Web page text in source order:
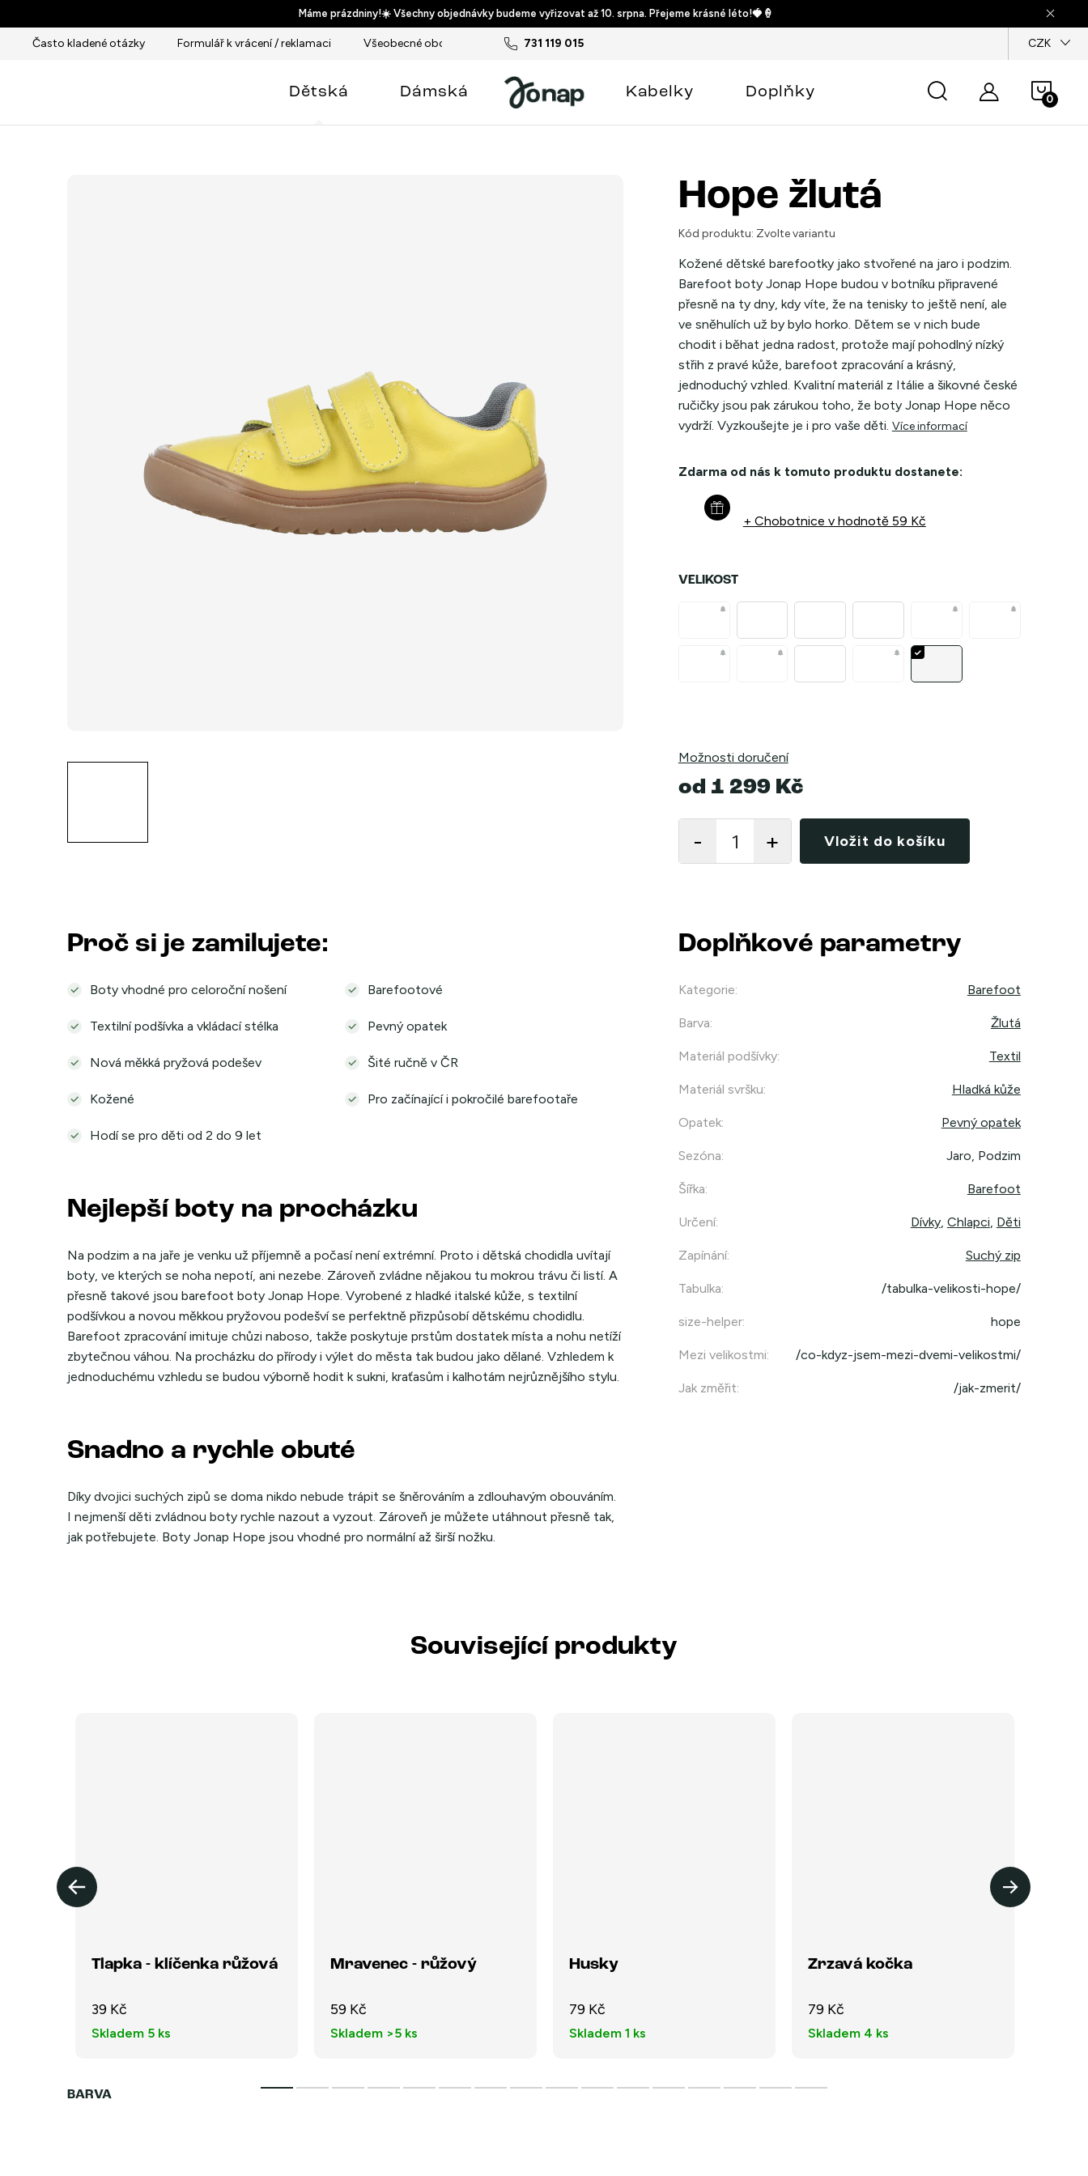
na
obsah
Máme prázdniny!☀️ Všechny objednávky budeme vyřizovat až 10. srpna. Přejeme krásné léto!🍓🍦
731 119 015
Často kladené otázky Formulář k vrácení / reklamaci Všeobecné obchodní podmínky Podmínky ochrany osobních údajů CZK
košík
Dětská Dámská Kabelky Doplňky
Hope žlutá
Kód produktu: Zvolte variantu
Kožené dětské barefootky jako stvořené na jaro i podzim.
Barefoot boty Jonap Hope budou v botníku připravené
přesně na ty dny, kdy víte, že na tenisky to ještě není, ale
ve sněhulích už by bylo horko. Dětem se v nich bude
chodit i běhat jedna radost, protože mají pohodlný nízký
střih z pravé kůže, barefoot zpracování a krásný,
jednoduchý vzhled. Kvalitní materiál z Itálie a šikovné české
ručičky jsou pak zárukou toho, že boty Jonap Hope něco
vydrží. Vyzkoušejte je i pro vaše děti. Více informací
Zdarma od nás k tomuto produktu dostanete:
+ Chobotnice v hodnotě 59 Kč
VELIKOST
Možnosti doručení
od 1 299 Kč
Vložit do košíku
Proč si je zamilujete:
Boty vhodné pro celoroční nošení Barefootové
Textilní podšívka a vkládací stélka Pevný opatek
Nová měkká pryžová podešev Šité ručně v ČR
Kožené Pro začínající i pokročilé barefootaře
Hodí se pro děti od 2 do 9 let
Nejlepší boty na procházku
Na podzim a na jaře je venku už příjemně a počasí není extrémní. Proto i dětská chodidla uvítají
boty, ve kterých se noha nepotí, ani nezebe. Zároveň zvládne nějakou tu mokrou trávu či listí. A
přesně takové jsou barefoot boty Jonap Hope. Vyrobené z hladké italské kůže, s textilní
podšívkou a novou měkkou pryžovou podešví se perfektně přizpůsobí dětskému chodidlu.
Barefoot zpracování imituje chůzi naboso, takže poskytuje prstům dostatek místa a nohu netíží
zbytečnou váhou. Na procházku do přírody i výlet do města tak budou jako dělané. Vzhledem k
jednoduchému vzhledu se budou výborně hodit k sukni, kraťasům i kalhotám nejrůznějšího stylu.
Snadno a rychle obuté
Díky dvojici suchých zipů se doma nikdo nebude trápit se šněrováním a zdlouhavým obouváním.
I nejmenší děti zvládnou boty rychle nazout a vyzout. Zároveň je můžete utáhnout přesně tak,
jak potřebujete. Boty Jonap Hope jsou vhodné pro normální až širší nožku.
Doplňkové parametry
Kategorie: Barefoot
Barva: Žlutá
Materiál podšívky: Textil
Materiál svršku: Hladká kůže
Opatek: Pevný opatek
Sezóna: Jaro, Podzim
Šířka: Barefoot
Určení: Dívky, Chlapci, Děti
Zapínání: Suchý zip
Tabulka: /tabulka-velikosti-hope/
size-helper: hope
Mezi velikostmi: /co-kdyz-jsem-mezi-dvemi-velikostmi/
Jak změřit: /jak-zmerit/
Související produkty
Tlapka - klíčenka růžová
39 Kč
Skladem 5 ks
Mravenec - růžový
59 Kč
Skladem >5 ks
Husky
79 Kč
Skladem 1 ks
Zrzavá kočka
79 Kč
Skladem 4 ks